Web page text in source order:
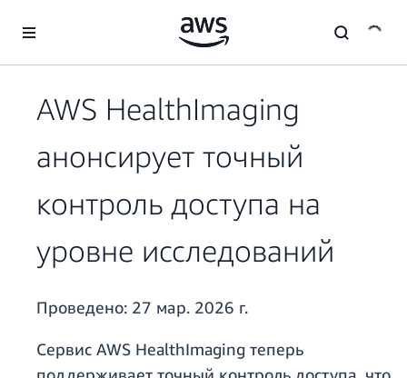
Перейти к главному контенту
AWS HealthImaging
анонсирует точный
контроль доступа на
уровне исследований
Проведено: 27 мар. 2026 г.
Сервис AWS HealthImaging теперь